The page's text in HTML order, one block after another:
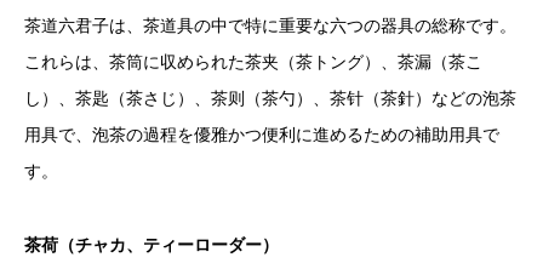
茶道六君子は、茶道具の中で特に重要な六つの器具の総称です。
これらは、茶筒に収められた茶夹（茶トング）、茶漏（茶こ
し）、茶匙（茶さじ）、茶则（茶勺）、茶针（茶針）などの泡茶
用具で、泡茶の過程を優雅かつ便利に進めるための補助用具で
す。
茶荷（チャカ、ティーローダー）